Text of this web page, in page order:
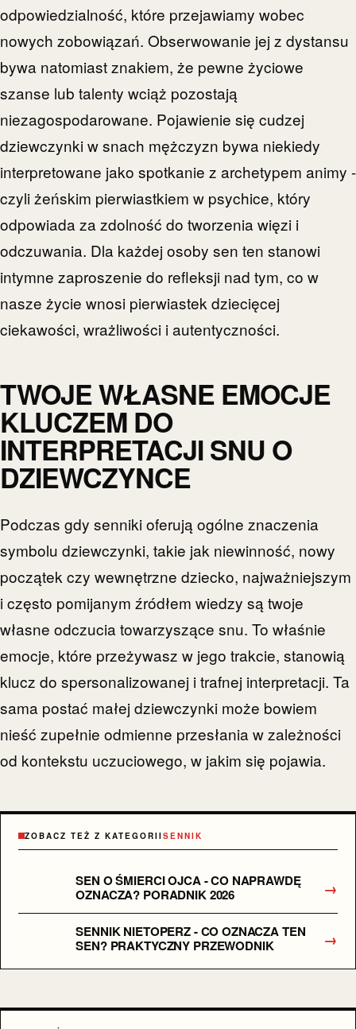
odpowiedzialność, które przejawiamy wobec
nowych zobowiązań. Obserwowanie jej z dystansu
bywa natomiast znakiem, że pewne życiowe
szanse lub talenty wciąż pozostają
niezagospodarowane. Pojawienie się cudzej
dziewczynki w snach mężczyzn bywa niekiedy
interpretowane jako spotkanie z archetypem animy -
czyli żeńskim pierwiastkiem w psychice, który
odpowiada za zdolność do tworzenia więzi i
odczuwania. Dla każdej osoby sen ten stanowi
intymne zaproszenie do refleksji nad tym, co w
nasze życie wnosi pierwiastek dziecięcej
ciekawości, wrażliwości i autentyczności.
TWOJE WŁASNE EMOCJE
KLUCZEM DO
INTERPRETACJI SNU O
DZIEWCZYNCE
Podczas gdy senniki oferują ogólne znaczenia
symbolu dziewczynki, takie jak niewinność, nowy
początek czy wewnętrzne dziecko, najważniejszym
i często pomijanym źródłem wiedzy są twoje
własne odczucia towarzyszące snu. To właśnie
emocje, które przeżywasz w jego trakcie, stanowią
klucz do spersonalizowanej i trafnej interpretacji. Ta
sama postać małej dziewczynki może bowiem
nieść zupełnie odmienne przesłania w zależności
od kontekstu uczuciowego, w jakim się pojawia.
ZOBACZ TEŻ Z KATEGORIISENNIK
SEN O ŚMIERCI OJCA - CO NAPRAWDĘ
OZNACZA? PORADNIK 2026
→
SENNIK NIETOPERZ - CO OZNACZA TEN
SEN? PRAKTYCZNY PRZEWODNIK
→